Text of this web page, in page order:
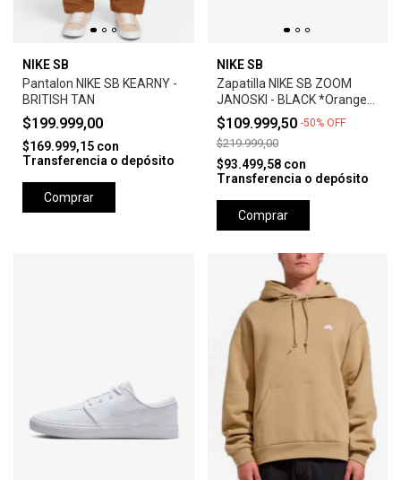
NIKE SB
Pantalon NIKE SB KEARNY -
BRITISH TAN
$199.999,00
$169.999,15 con
Transferencia o depósito
Comprar
NIKE SB
Zapatilla NIKE SB ZOOM
JANOSKI - BLACK *Orange
Label*
$109.999,50 -50% OFF
$219.999,00
$93.499,58 con
Transferencia o depósito
Comprar